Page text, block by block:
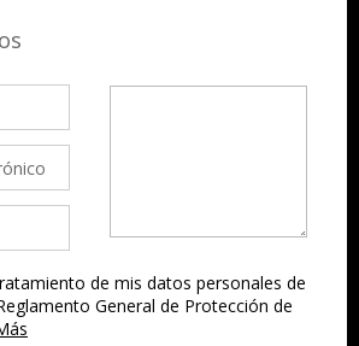
de mis datos personales de
General de Protección de